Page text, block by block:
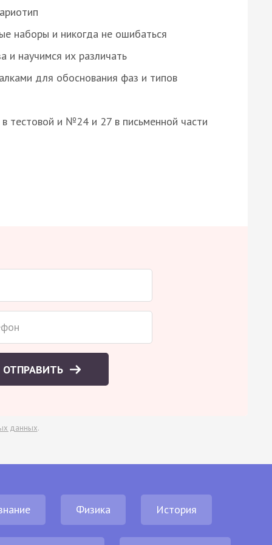
наборы и никогда не ошибаться
и научимся их различать
для обоснования фаз и типов
тестовой и №24 и 27 в письменной части
ОТПРАВИТЬ
данных.
Физика История